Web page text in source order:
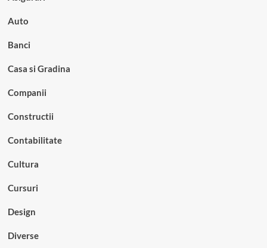
Auto
Banci
Casa si Gradina
Companii
Constructii
Contabilitate
Cultura
Cursuri
Design
Diverse